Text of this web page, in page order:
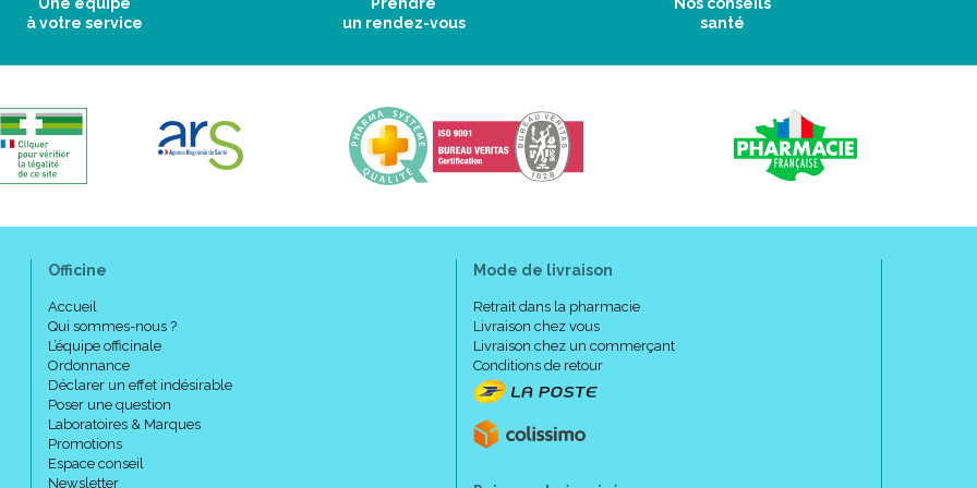
Facilité d' enfilement, finesse.
à votre service
un rendez-vous
santé
Officine
Accueil
Qui sommes-nous ?
L’équipe officinale
Ordonnance
Déclarer un effet indésirable
Poser une question
Laboratoires & Marques
Promotions
Espace conseil
Newsletter
Mode de livraison
Retrait dans la pharmacie
Livraison chez vous
Livraison chez un commerçant
Conditions de retour